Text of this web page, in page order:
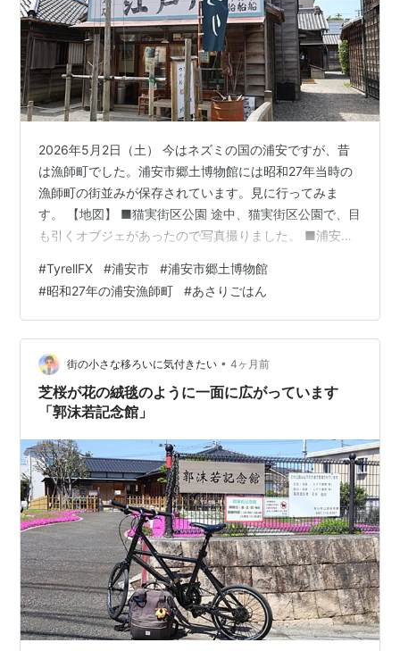
2026年5月2日（土） 今はネズミの国の浦安ですが、昔
は漁師町でした。浦安市郷土博物館には昭和27年当時の
漁師町の街並みが保存されています。見に行ってみま
す。 【地図】 ■猫実街区公園 途中、猫実街区公園で、目
も引くオブジェがあったので写真撮りました。 ■浦安市
か。 最近、日差しが強くなって顔がヒリヒリします。今
日から日焼け止めを塗ります。日焼け止めは汗で目に入
るとしみます。いろいろ試しましたが、汗が目に入って
もしみにくいのでこれを使っています。 ●屋外展示場
（全景） 浦安の漁師町の風景が再現されています。昭和
27年の街並みです。 ●打瀬船（…
#TyrellFX #浦安市 #浦安市郷土博物館
#昭和27年の浦安漁師町 #あさりごはん
街の小さな移ろいに気付きたい • 4ヶ月前
芝桜が花の絨毯のように一面に広がっています
「郭沫若記念館」